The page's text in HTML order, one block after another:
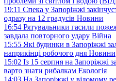
19:11 Спека у Запоріжжі
одразу на 12 градусів Новини
16:54 Рятувальники гасили
завдала повторного удару Війна
15:55 Які будинки в Запоріжжі
наприкінці робочого дня Новини
15:02 Із 15 серпня на Запоріжжі
варто знати рибалкам Екологія
14:03 На Запоріжжі у відомому